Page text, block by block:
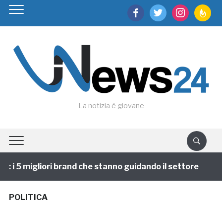
facebooktwitter instagram
La notizia è giovane
5 migliori brand che stanno guidando il settore
POLITICA